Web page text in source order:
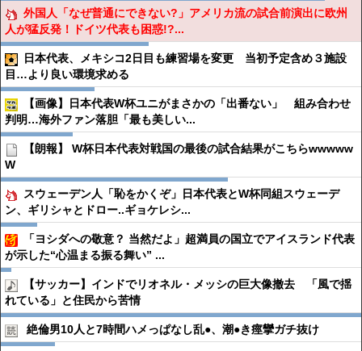
外国人「なぜ普通にできない?」アメリカ流の試合前演出に欧州
人が猛反発！ドイツ代表も困惑!?...
日本代表、メキシコ2日目も練習場を変更 当初予定含め３施設
目…より良い環境求める
【画像】日本代表W杯ユニがまさかの「出番ない」 組み合わせ
判明…海外ファン落胆「最も美しい...
【朗報】 W杯日本代表対戦国の最後の試合結果がこちらwwwww
W
スウェーデン人「恥をかくぞ」日本代表とW杯同組スウェーデ
ン、ギリシャとドロー..ギョケレシ...
「ヨシダへの敬意？ 当然だよ」超満員の国立でアイスランド代表
が示した“心温まる振る舞い” ...
【サッカー】インドでリオネル・メッシの巨大像撤去 「風で揺
れている」と住民から苦情
絶倫男10人と7時間ハメっぱなし乱●︎、潮●︎き痙攣ガチ抜け